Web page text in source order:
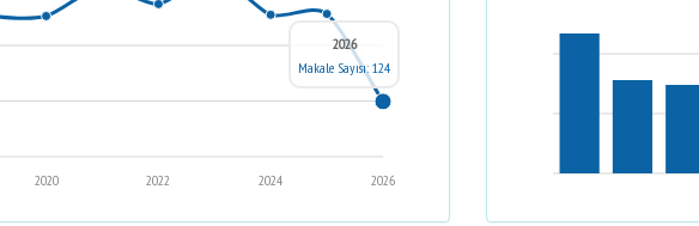
2026
2024
2022
2020
2026
Makale Sayısı: 124